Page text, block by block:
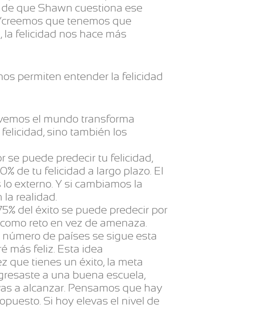
que Shawn cuestiona ese
que tenemos que
la felicidad nos hace más
permiten entender la felicidad
el mundo transforma
sino también los
se puede predecir tu felicidad,
de tu felicidad a largo plazo. El
externo. Y si cambiamos la
la realidad.
del éxito se puede predecir por
reto en vez de amenaza.
de países se sigue esta
más feliz. Esta idea
que tienes un éxito, la meta
a una buena escuela,
a alcanzar. Pensamos que hay
Si hoy elevas el nivel de